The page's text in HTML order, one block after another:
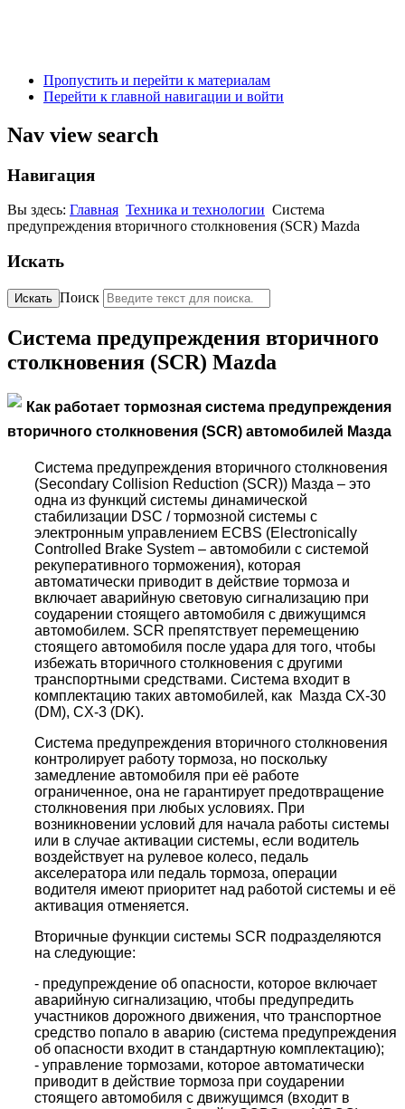
Пропустить и перейти к материалам
Перейти к главной навигации и войти
Nav view search
Навигация
Вы здесь: Главная Техника и технологии Система
предупреждения вторичного столкновения (SCR) Mazda
Искать
Искать Поиск
Система предупреждения вторичного
столкновения (SCR) Mazda
Как работает тормозная система предупреждения
вторичного столкновения (SCR) автомобилей Мазда
Система предупреждения вторичного столкновения
(Secondary Collision Reduction (SCR)) Мазда – это
одна из функций системы динамической
стабилизации DSC / тормозной системы с
электронным управлением ECBS (Electronically
Controlled Brake System – автомобили с системой
рекуперативного торможения), которая
автоматически приводит в действие тормоза и
включает аварийную световую сигнализацию при
соударении стоящего автомобиля с движущимся
автомобилем. SCR препятствует перемещению
стоящего автомобиля после удара для того, чтобы
избежать вторичного столкновения с другими
транспортными средствами. Система входит в
комплектацию таких автомобилей, как Мазда СХ-30
(DM), CX-3 (DK).
Система предупреждения вторичного столкновения
контролирует работу тормоза, но поскольку
замедление автомобиля при её работе
ограниченное, она не гарантирует предотвращение
столкновения при любых условиях. При
возникновении условий для начала работы системы
или в случае активации системы, если водитель
воздействует на рулевое колесо, педаль
акселератора или педаль тормоза, операции
водителя имеют приоритет над работой системы и её
активация отменяется.
Вторичные функции системы SCR подразделяются
на следующие:
- предупреждение об опасности, которое включает
аварийную сигнализацию, чтобы предупредить
участников дорожного движения, что транспортное
средство попало в аварию (система предупреждения
об опасности входит в стандартную комплектацию);
- управление тормозами, которое автоматически
приводит в действие тормоза при соударении
стоящего автомобиля с движущимся (входит в